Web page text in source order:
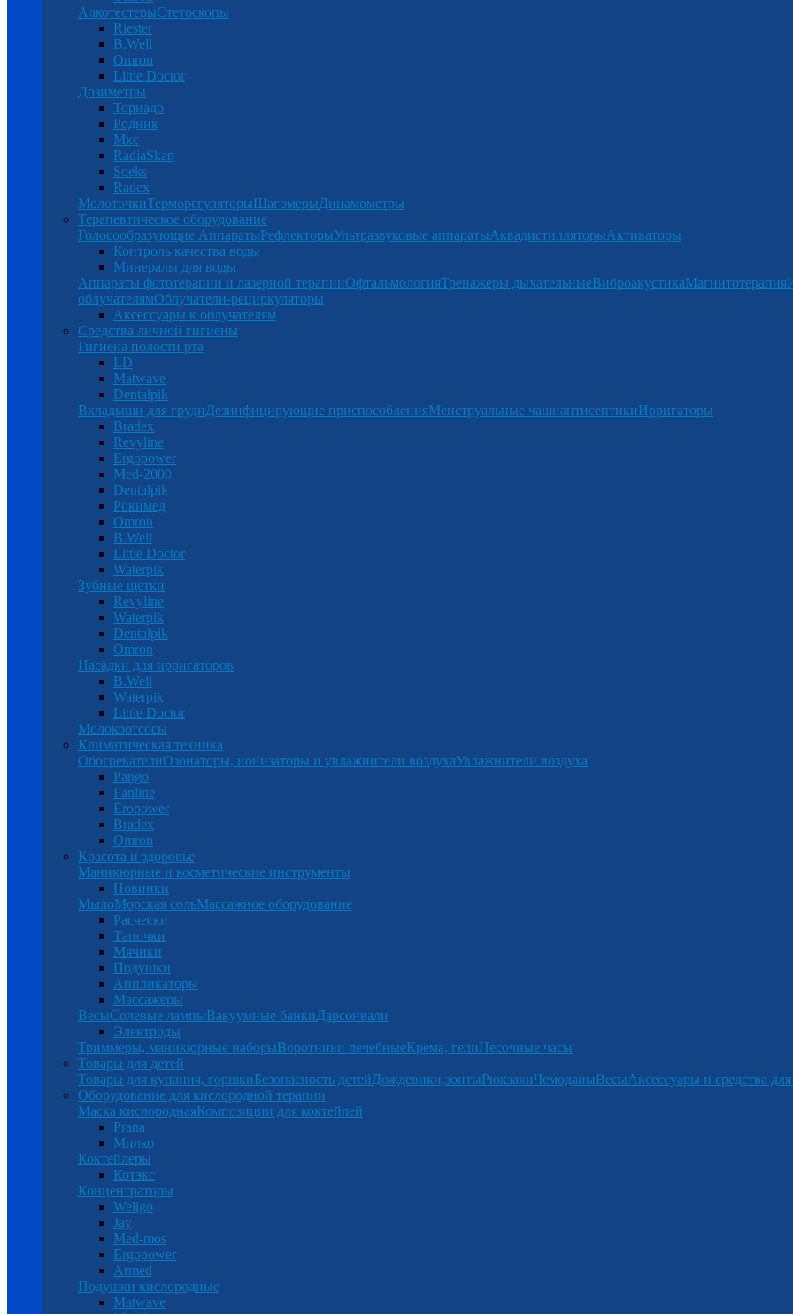
АлкотестерыСтетоскопы
Riester
B.Well
Omron
Little Doctor
Дозиметры
Торнадо
Родник
Мкс
RadiaSkan
Soeks
Radex
МолоточкиТерморегуляторыШагомерыДинамометры
Терапевтическое оборудование
Голосообразующие АппаратыРефлекторыУльтразвуковые аппаратыАквадистилляторыАктиваторы
Контроль качества воды
Минералы для воды
Аппараты фототерапии и лазерной терапииОфтальмологияТренажеры дыхательныеВиброакустикаМагнитотерапия
облучателямОблучатели-рециркуляторы
Аксессуары к облучателям
Средства личной гигиены
Гигиена полости рта
LD
Matwave
Dentalpik
Вкладыши для грудиДезинфицирующие приспособленияМенструальные чашиантисептикиИрригаторы
Bradex
Revyline
Ergopower
Med-2000
Dentalpik
Рокимед
Omron
B.Well
Little Doctor
Waterpik
Зубные щетки
Revyline
Waterpik
Dentalpik
Omron
Насадки для ирригаторов
B.Well
Waterpik
Little Doctor
Молокоотсосы
Климатическая техника
ОбогревателиОзонаторы, ионизаторы и увлажнители воздухаУвлажнители воздуха
Pango
Fanline
Eropower
Bradex
Omron
Красота и здоровье
Маникюрные и косметические инструменты
Новинки
МылоМорская сольМассажное оборудование
Расчески
Тапочки
Мячики
Подушки
Аппликаторы
Массажеры
ВесыСолевые лампыВакуумные банкиДарсонвали
Электроды
Триммеры, маникюрные наборыВоротники лечебныеКрема, гелиПесочные часы
Товары для детей
Товары для купания, горшкиБезопасность детейДождевики,зонтыРюкзакиЧемоданыВесыАксессуары и средства
Оборудование для кислородной терапии
Маска кислороднаяКомпозиции для коктейлей
Prana
Милко
Коктейлеры
Котэкс
Концентраторы
Wellgo
Jay
Med-mos
Ergopower
Armed
Подушки кислородные
Matwave